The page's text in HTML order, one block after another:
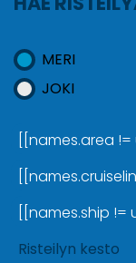
MERI
JOKI
[[names.area
[[names.ship
Risteilyn kesto